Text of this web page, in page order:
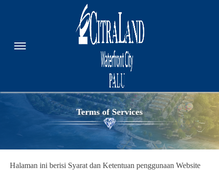
Terms of Services
Halaman ini berisi Syarat dan Ketentuan penggunaan Website